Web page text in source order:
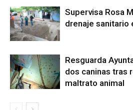
Supervisa Rosa
drenaje sanitario
Resguarda
dos caninas tras
maltrato animal